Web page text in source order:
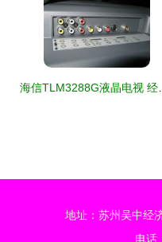
地址：苏州吴中经
电话